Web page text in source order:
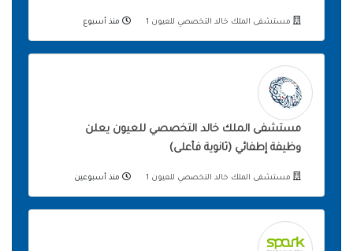
مستشفى الملك خالد التخصصي للعيون 1 منذ أسبوع
مستشفى الملك خالد التخصصي للعيون يعلن
وظيفة إطفائي (ثانوية فأعلى)
مستشفى الملك خالد التخصصي للعيون 1 منذ أسبوعين